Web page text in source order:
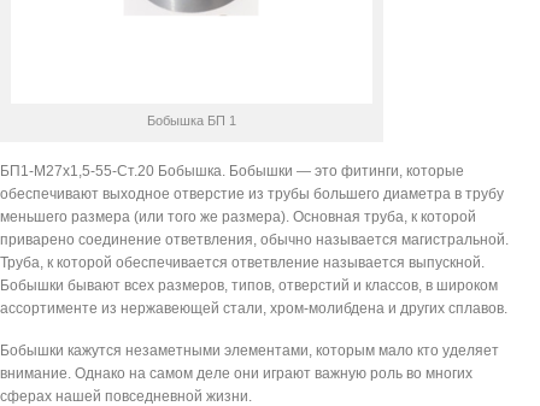
Бобышка БП 1
БП1-М27х1,5-55-Ст.20 Бобышка. Бобышки — это фитинги, которые
обеспечивают выходное отверстие из трубы большего диаметра в трубу
меньшего размера (или того же размера). Основная труба, к которой
приварено соединение ответвления, обычно называется магистральной.
Труба, к которой обеспечивается ответвление называется выпускной.
Бобышки бывают всех размеров, типов, отверстий и классов, в широком
ассортименте из нержавеющей стали, хром-молибдена и других сплавов.
Бобышки кажутся незаметными элементами, которым мало кто уделяет
внимание. Однако на самом деле они играют важную роль во многих
сферах нашей повседневной жизни.